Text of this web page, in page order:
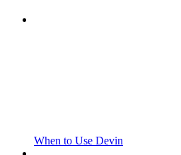
When to Use Devin